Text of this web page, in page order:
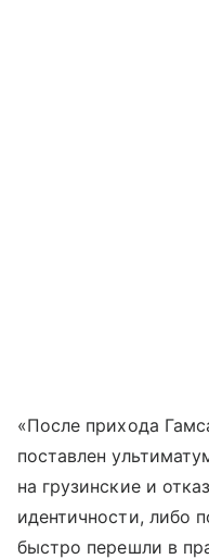
«После прихода
поставлен
на грузинские и
идентичности, либо
быстро перешли в